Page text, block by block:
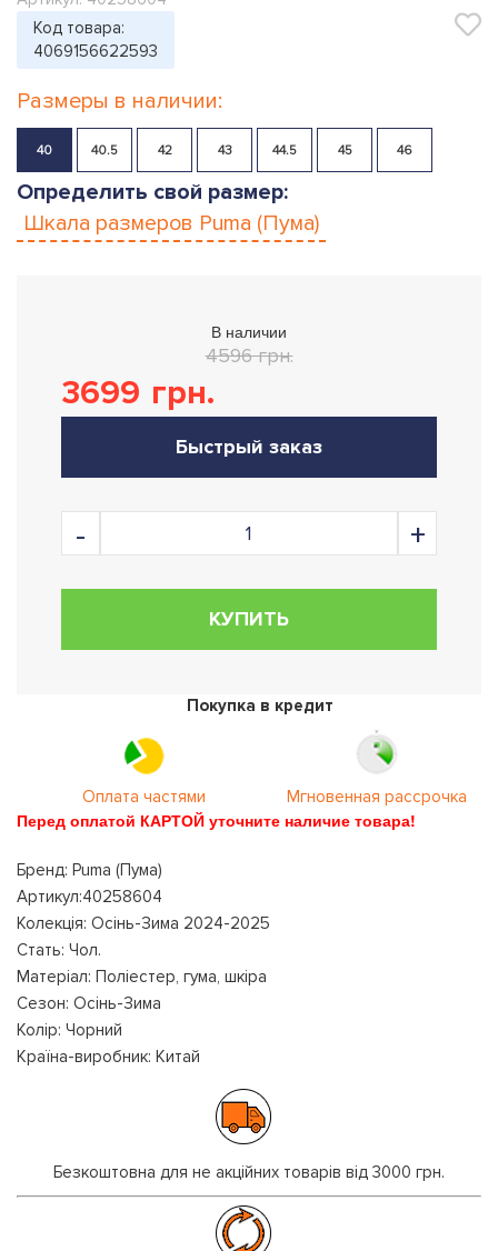
Код товара:
4069156622593
Размеры в наличии:
40 40.5 42 43 44.5 45 46
Определить свой размер:
Шкала размеров Puma (Пума)
В наличии
4596 грн.
3699 грн.
Быстрый заказ
КУПИТЬ
Покупка в кредит
Оплата частями Мгновенная рассрочка
Перед оплатой КАРТОЙ уточните наличие товара!
Бренд: Puma (Пума)
Артикул:40258604
Колекція: Осінь-Зима 2024-2025
Стать: Чол.
Матеріал: Поліестер, гума, шкіра
Сезон: Осінь-Зима
Колір: Чорний
Країна-виробник: Китай
Безкоштовна для не акційних товарів від 3000 грн.